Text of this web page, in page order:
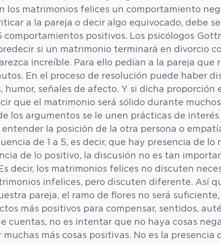
los matrimonios felices un comportamiento
a la pareja o decir algo equivocado, debe
comportamientos positivos. Los psicólogos
si un matrimonio terminará en divorcio
increíble. Para ello pedían a la pareja que
En el proceso de resolución puede haber
humor, señales de afecto. Y si dicha proporción
que el matrimonio será sólido durante
los argumentos se le unen prácticas de
entender la posición de la otra persona o
de 1 a 5, es decir, que hay presencia de
de lo positivo, la discusión no es tan
decir, los matrimonios felices no discuten
infelices, pero discuten diferente. Así
pareja, el ramo de flores no será
más positivos para compensar, sentidos,
cuentas, no es intentar que no haya cosas
muchas más cosas positivas. No es la presencia